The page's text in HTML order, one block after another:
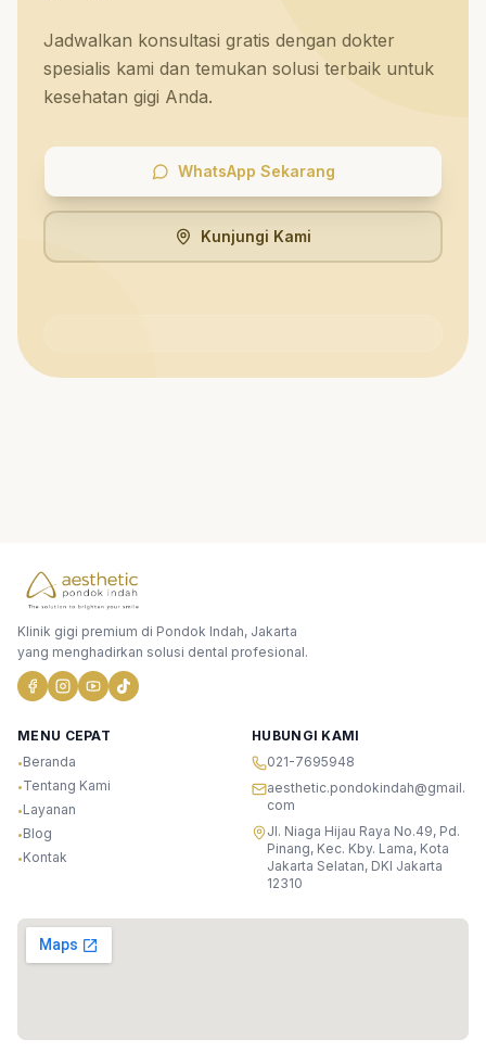
Jadwalkan konsultasi gratis dengan dokter
spesialis kami dan temukan solusi terbaik untuk
kesehatan gigi Anda.
WhatsApp Sekarang
Kunjungi Kami
Klinik gigi premium di Pondok Indah, Jakarta
yang menghadirkan solusi dental profesional.
MENU CEPAT
•Beranda
•Tentang Kami
•Layanan
•Blog
•Kontak
HUBUNGI KAMI
021-7695948
aesthetic.pondokindah@gmail.
com
Jl. Niaga Hijau Raya No.49, Pd.
Pinang, Kec. Kby. Lama, Kota
Jakarta Selatan, DKI Jakarta
12310